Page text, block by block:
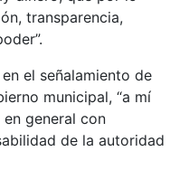
transparencia,
el señalamiento de
municipal, “a mí
general con
de la autoridad